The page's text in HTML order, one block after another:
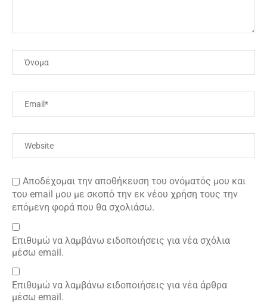
Αποδέχομαι την αποθήκευση του ονόματός μου και
του email μου με σκοπό την εκ νέου χρήση τους την
επόμενη φορά που θα σχολιάσω.
Επιθυμώ να λαμβάνω ειδοποιήσεις για νέα σχόλια
μέσω email.
Επιθυμώ να λαμβάνω ειδοποιήσεις για νέα άρθρα
μέσω email.